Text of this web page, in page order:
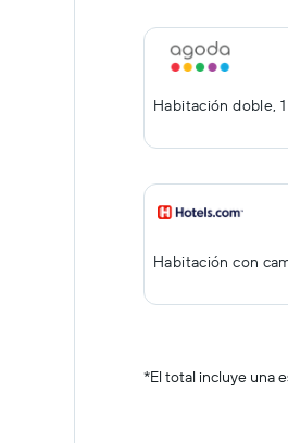
Habitación doble,
Habitación con
*El total incluye una